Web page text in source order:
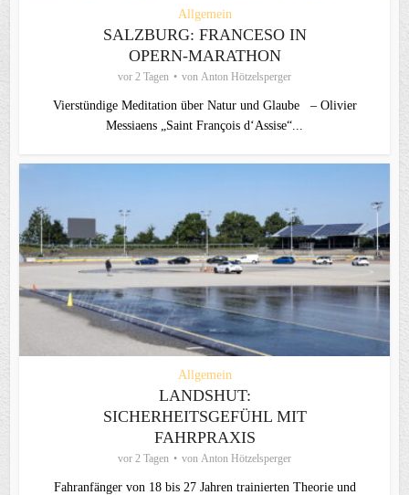
Allgemein
SALZBURG: FRANCESO IN
OPERN-MARATHON
vor 2 Tagen von Anton Hötzelsperger
Vierstündige Meditation über Natur und Glaube – Olivier
Messiaens „Saint François d‘Assise“...
Allgemein
LANDSHUT:
SICHERHEITSGEFÜHL MIT
FAHRPRAXIS
vor 2 Tagen von Anton Hötzelsperger
Fahranfänger von 18 bis 27 Jahren trainierten Theorie und